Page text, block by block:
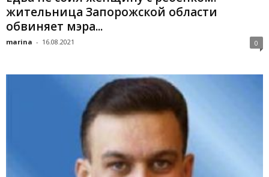
жительница Запорожской области
обвиняет мэра...
marina - 16.08.2021 0